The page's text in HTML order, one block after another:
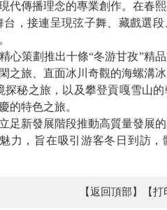
傳播理念的專業創作。在春
，接連呈現弦子舞、藏戲選
策劃推出十條“冬游甘孜”精
之旅、直面冰川奇觀的海螺溝
秘之旅，以及攀登貢嘎雪山
的特色之旅。
新發展階段推動高質量發展
力，旨在吸引游客冬日到訪，
【返回頂部】 【